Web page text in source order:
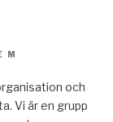
M
och
Vi är en grupp